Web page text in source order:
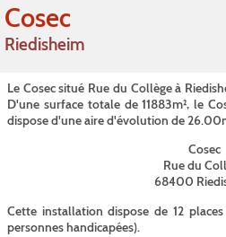
Cosec
Riedisheim
Le Cosec situé Rue du Collège à
D'une surface totale de 11883m², le
dispose d'une aire d'évolution de
Cosec
Rue du
68400
Cette installation dispose de 12
personnes handicapées).